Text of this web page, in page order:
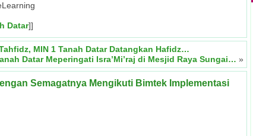
Datar]]
MIN 1 Tanah Datar Datangkan Hafidz…
Datar Meperingati Isra’Mi’raj di Mesjid Raya Sungai… »
Semagatnya Mengikuti Bimtek Implementasi